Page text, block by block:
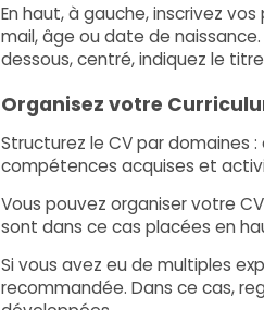
En haut, à gauche, inscrivez
mail, âge ou date de
dessous, centré, indiquez le
Organisez votre
Structurez le CV par domaines
compétences acquises et
Vous pouvez organiser votre
sont dans ce cas placées en
Si vous avez eu de multiples
recommandée. Dans ce cas,